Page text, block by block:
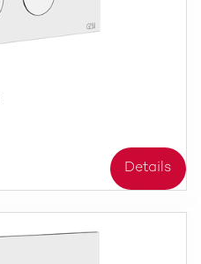
Details